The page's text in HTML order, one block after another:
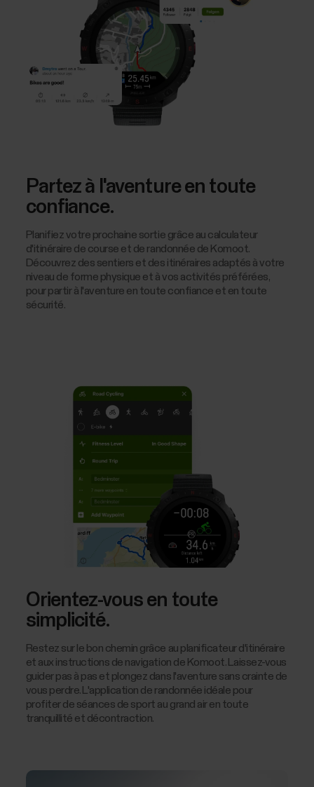
Partez à l'aventure en toute
confiance.
Planifiez votre prochaine sortie grâce au calculateur
d'itinéraire de course et de randonnée de Komoot.
Découvrez des sentiers et des itinéraires adaptés à votre
niveau de forme physique et à vos activités préférées,
pour partir à l'aventure en toute confiance et en toute
sécurité.
Orientez-vous en toute
simplicité.
Restez sur le bon chemin grâce au planificateur d'itinéraire
et aux instructions de navigation de Komoot. Laissez-vous
guider pas à pas et plongez dans l'aventure sans crainte de
vous perdre. L'application de randonnée idéale pour
profiter de séances de sport au grand air en toute
tranquillité et décontraction.